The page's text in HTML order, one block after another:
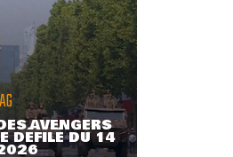
AVENGERS
DÉFILÉ DU 14